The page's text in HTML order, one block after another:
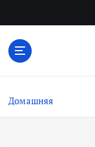
с
Домашняя